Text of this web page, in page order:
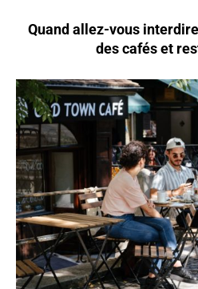
Quand allez-vous
des cafés et